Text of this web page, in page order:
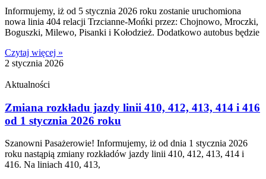
Informujemy, iż od 5 stycznia 2026 roku zostanie uruchomiona
nowa linia 404 relacji Trzcianne-Mońki przez: Chojnowo, Mroczki,
Boguszki, Milewo, Pisanki i Kołodzież. Dodatkowo autobus będzie
Czytaj więcej »
2 stycznia 2026
Aktualności
Zmiana rozkładu jazdy linii 410, 412, 413, 414 i 416
od 1 stycznia 2026 roku
Szanowni Pasażerowie! Informujemy, iż od dnia 1 stycznia 2026
roku nastąpią zmiany rozkładów jazdy linii 410, 412, 413, 414 i
416. Na liniach 410, 413,